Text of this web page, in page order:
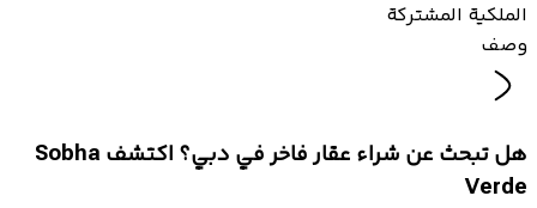
الملكية المشتركة
وصف
هل تبحث عن شراء عقار فاخر في دبي؟ اكتشف Sobha
Verde